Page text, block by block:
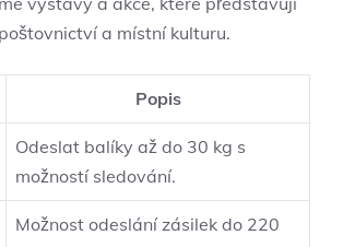
a místní kulturu.
Popis
Odeslat balíky až do 30 kg s
možností sledování.
Možnost odeslání zásilek do 220